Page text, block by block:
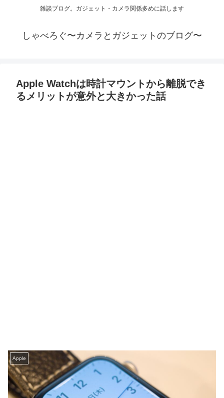
雑談ブログ。ガジェット・カメラ関係多めに話します
しゃべろぐ〜カメラとガジェットのブログ〜
Apple Watchは時計マウントから離脱でき
るメリットが意外と大きかった話
Apple